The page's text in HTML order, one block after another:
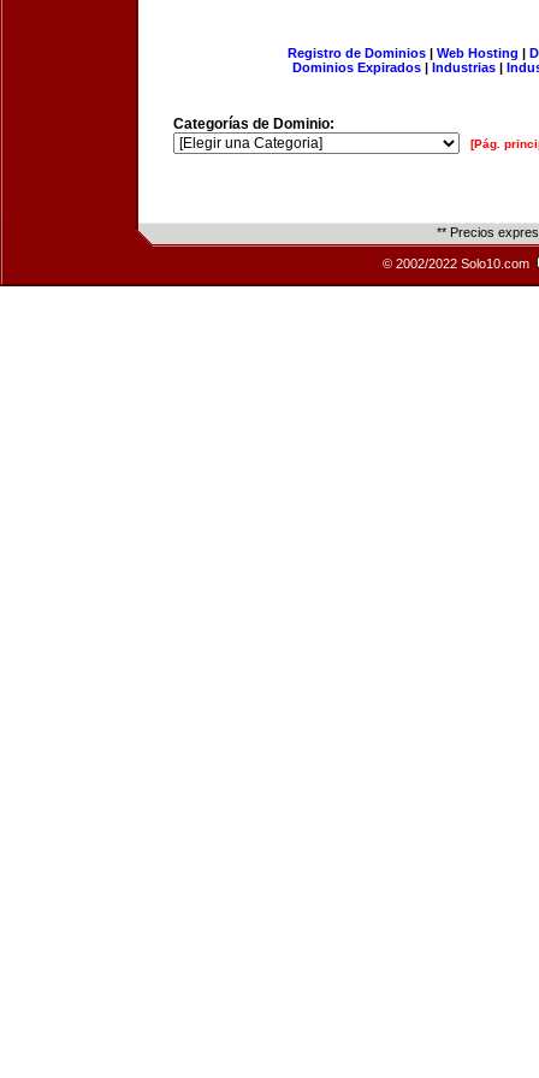
Registro de Dominios| Web Hosting |
Dominios Expirados | Industrias |
Categorías de Dominio:
[Pág.
** Precios
© 2002/2022 Solo10.com